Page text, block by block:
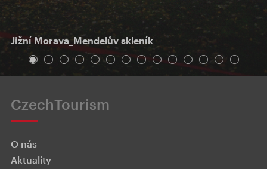
Jižní Morava_Mendelův skleník
CzechTourism
O nás
Aktuality